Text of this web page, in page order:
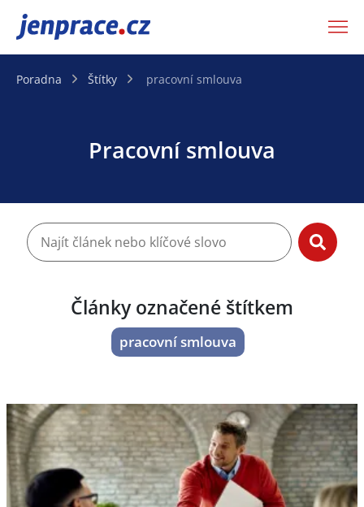
JenPráce.cz
Poradna Štítky pracovní smlouva
Pracovní smlouva
Články označené štítkem
pracovní smlouva